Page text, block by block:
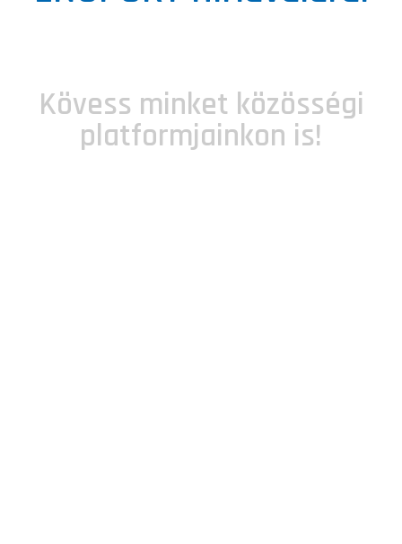
Kövess minket közösségi
platformjainkon is!